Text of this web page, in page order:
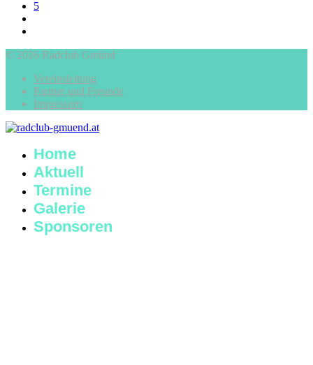
5
© 2026 Radclub Gmünd
Vereinsleitung
Partner und Freunde
Impressum
Home
Aktuell
Termine
Galerie
Sponsoren